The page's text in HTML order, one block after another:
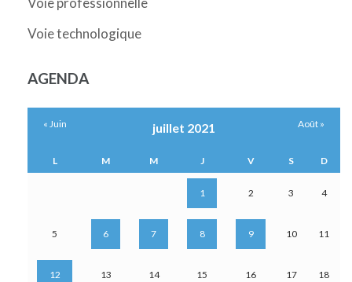
Voie technologique
AGENDA
juillet 2021
L M M J V S D
1 2 3 4
5 6 7 8 9 10 11
12 13 14 15 16 17 18
« Juin Août »